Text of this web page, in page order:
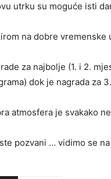
utrku su moguće isti
na dobre
za najbolje (1. i 2.
dok je nagrada za
atmosfera je svakako
pozvani … vidimo se